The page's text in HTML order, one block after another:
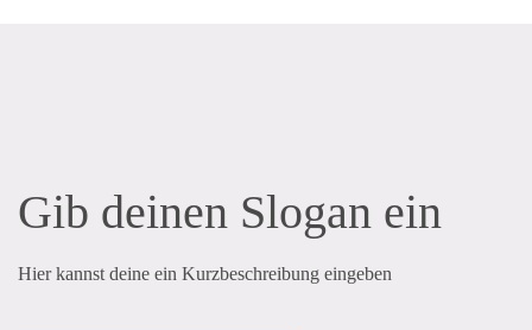
Gib deinen Slogan ein
Hier kannst deine ein Kurzbeschreibung eingeben